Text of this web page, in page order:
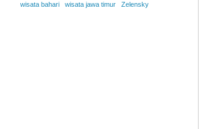
wisata bahari wisata jawa timur Zelensky